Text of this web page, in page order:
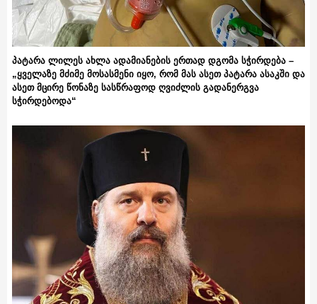
პატარა ლილეს ახლა ადამიანების ერთად დგომა სჭირდება –
„ყველაზე მძიმე მოსასმენი იყო, რომ მას ასეთ პატარა ასაკში და
ასეთ მცირე წონაზე სასწრაფოდ ღვიძლის გადანერგვა
სჭირდებოდა“